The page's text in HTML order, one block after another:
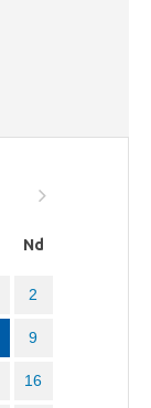
Następny
miesiąc
Nd
2
9
16